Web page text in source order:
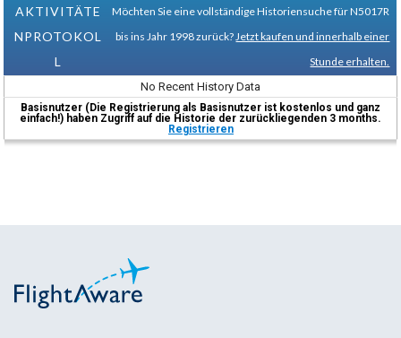
AKTIVITÄTE
NPROTOKOL
L
Möchten Sie eine vollständige Historiensuche für N5017R
bis ins Jahr 1998 zurück? Jetzt kaufen und innerhalb einer
Stunde erhalten.
No Recent History Data
Basisnutzer (Die Registrierung als Basisnutzer ist kostenlos und ganz
einfach!) haben Zugriff auf die Historie der zurückliegenden 3 months.
Registrieren